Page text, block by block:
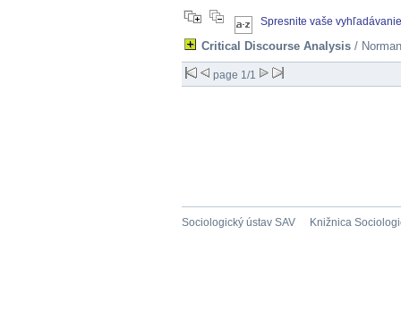
Spresnite vaše vyhľadávanie
Critical Discourse Analysis /
page 1/1
Sociologický ústav SAV Knižnica